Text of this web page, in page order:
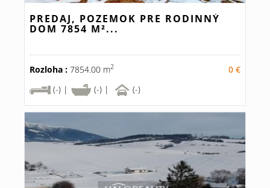
PREDAJ, POZEMOK PRE RODINNÝ
DOM 7854 M²...
Rozloha : 7854.00 m2
0 €
(-) |
(-) | (-)